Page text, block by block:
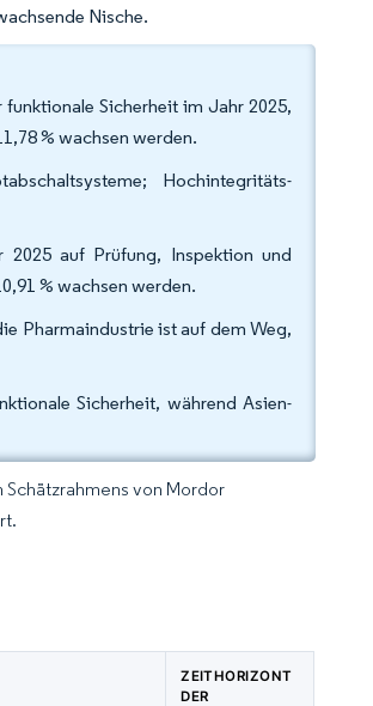
Nische.
Sicherheit im Jahr 2025,
% wachsen werden.
Hochintegritäts-
auf Prüfung, Inspektion und
% wachsen werden.
Pharmaindustrie ist auf dem Weg,
Sicherheit, während Asien-
von Mordor
ZEITHORIZONT
DER